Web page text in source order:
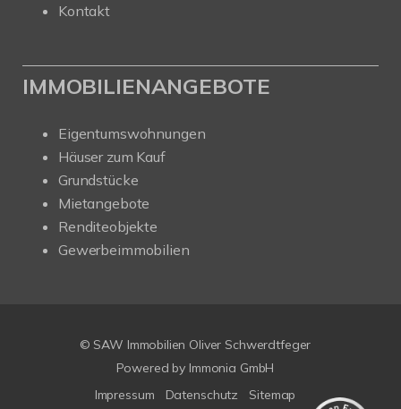
Kontakt
IMMOBILIENANGEBOTE
Eigentumswohnungen
Häuser zum Kauf
Grundstücke
Mietangebote
Renditeobjekte
Gewerbeimmobilien
© SAW Immobilien Oliver Schwerdtfeger
Powered by Immonia GmbH
Impressum
Datenschutz Sitemap
ProvenExpert.com
SEHR GUT
4,67
/
5,00